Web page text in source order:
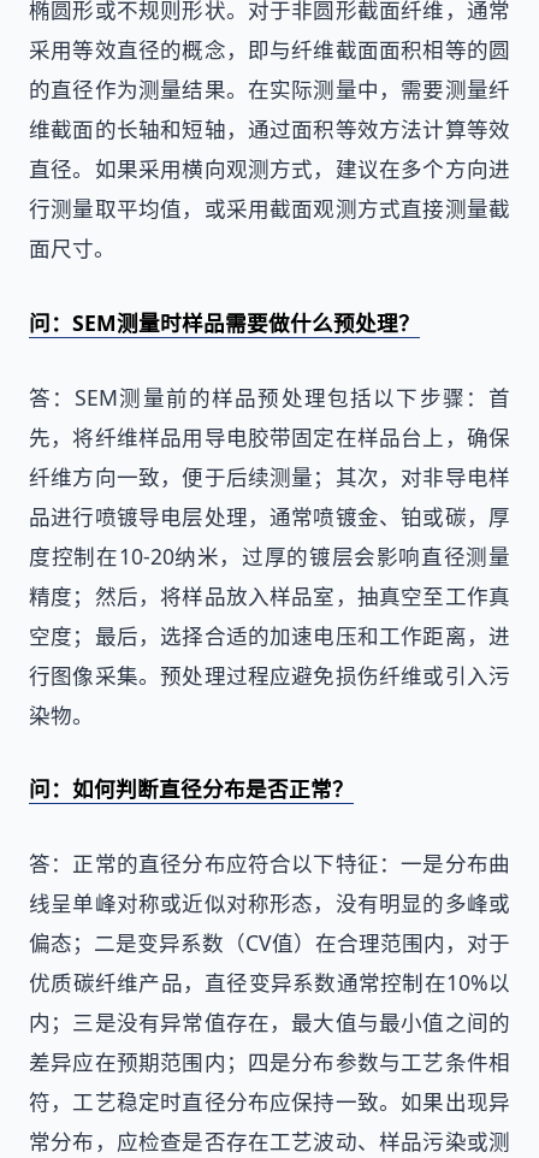
椭圆形或不规则形状。对于非圆形截面纤维，通常
采用等效直径的概念，即与纤维截面面积相等的圆
的直径作为测量结果。在实际测量中，需要测量纤
维截面的长轴和短轴，通过面积等效方法计算等效
直径。如果采用横向观测方式，建议在多个方向进
行测量取平均值，或采用截面观测方式直接测量截
面尺寸。
问：SEM测量时样品需要做什么预处理？
答：SEM测量前的样品预处理包括以下步骤：首
先，将纤维样品用导电胶带固定在样品台上，确保
纤维方向一致，便于后续测量；其次，对非导电样
品进行喷镀导电层处理，通常喷镀金、铂或碳，厚
度控制在10-20纳米，过厚的镀层会影响直径测量
精度；然后，将样品放入样品室，抽真空至工作真
空度；最后，选择合适的加速电压和工作距离，进
行图像采集。预处理过程应避免损伤纤维或引入污
染物。
问：如何判断直径分布是否正常？
答：正常的直径分布应符合以下特征：一是分布曲
线呈单峰对称或近似对称形态，没有明显的多峰或
偏态；二是变异系数（CV值）在合理范围内，对于
优质碳纤维产品，直径变异系数通常控制在10%以
内；三是没有异常值存在，最大值与最小值之间的
差异应在预期范围内；四是分布参数与工艺条件相
符，工艺稳定时直径分布应保持一致。如果出现异
常分布，应检查是否存在工艺波动、样品污染或测